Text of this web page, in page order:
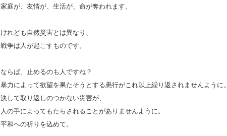
家庭が、友情が、生活が、命が奪われます。
けれども自然災害とは異なり、
戦争は人が起こすものです。
ならば、止めるのも人ですね？
暴力によって欲望を果たそうとする愚行がこれ以上繰り返されませんように。
決して取り返しのつかない災害が、
人の手によってもたらされることがありませんように。
平和への祈りを込めて。